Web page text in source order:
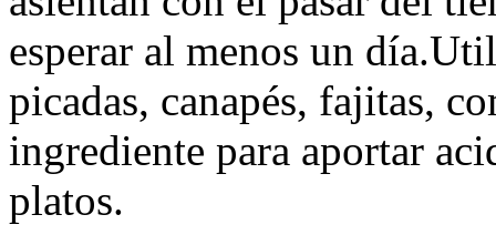
esperar al menos un
picadas, canapés, fajitas,
ingrediente para aportar
platos.